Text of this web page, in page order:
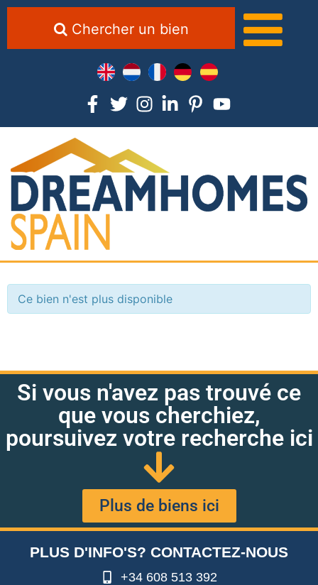
Chercher un bien
Ce bien n'est plus disponible
Si vous n'avez pas trouvé ce
que vous cherchiez,
poursuivez votre recherche ici
Plus de biens ici
PLUS D'INFO'S? CONTACTEZ-NOUS
+34 608 513 392